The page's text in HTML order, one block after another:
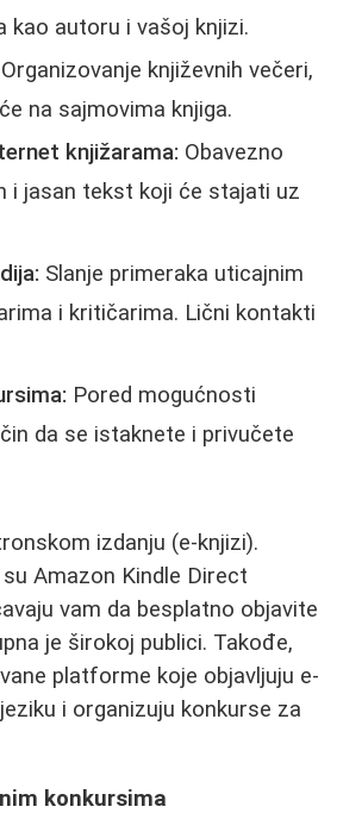
kao autoru i vašoj knjizi.
Organizovanje književnih večeri,
na sajmovima knjiga.
knjižarama: Obavezno
i jasan tekst koji će stajati uz
Slanje primeraka uticajnim
i kritičarima. Lični kontakti
Pored mogućnosti
da se istaknete i privučete
izdanju (e-knjizi).
Amazon Kindle Direct
vam da besplatno objavite
je širokoj publici. Takođe,
platforme koje objavljuju e-
i organizuju konkurse za
konkursima